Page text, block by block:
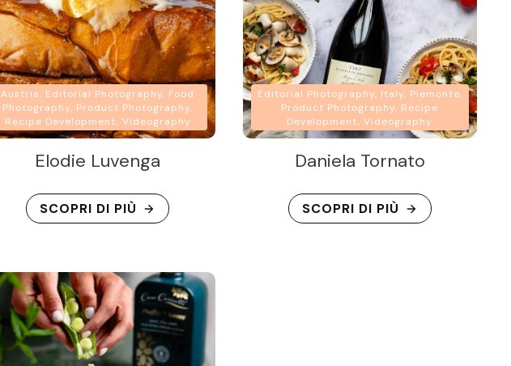
Austria, Editorial Photography, Food
Photography, Product Photography,
Recipe Development, Videography
Elodie Luvenga
SCOPRI DI PIÙ
Editorial Photography, Italy, Piemonte,
Product Photography, Recipe
Development, Videography
Daniela Tornato
SCOPRI DI PIÙ